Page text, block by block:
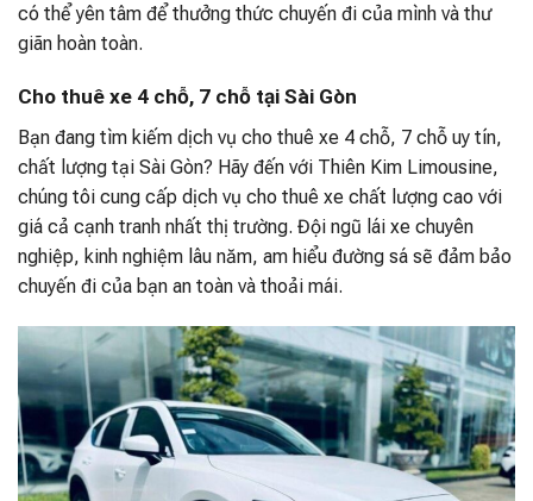
có thể yên tâm để thưởng thức chuyến đi của mình và thư
giãn hoàn toàn.
Cho thuê xe 4 chỗ, 7 chỗ tại Sài Gòn
Bạn đang tìm kiếm dịch vụ cho thuê xe 4 chỗ, 7 chỗ uy tín,
chất lượng tại Sài Gòn? Hãy đến với Thiên Kim Limousine,
chúng tôi cung cấp dịch vụ cho thuê xe chất lượng cao với
giá cả cạnh tranh nhất thị trường. Đội ngũ lái xe chuyên
nghiệp, kinh nghiệm lâu năm, am hiểu đường sá sẽ đảm bảo
chuyến đi của bạn an toàn và thoải mái.